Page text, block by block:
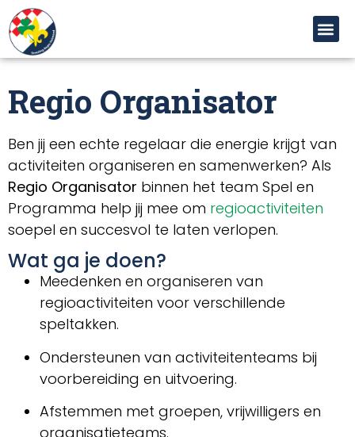
de
inhoud
Regio Organisator
Ben jij een echte regelaar die energie krijgt van
activiteiten organiseren en samenwerken? Als
Regio Organisator binnen het team Spel en
Programma help jij mee om regioactiviteiten
soepel en succesvol te laten verlopen.
Wat ga je doen?
Meedenken en organiseren van
regioactiviteiten voor verschillende
speltakken.
Ondersteunen van activiteitenteams bij
voorbereiding en uitvoering.
Afstemmen met groepen, vrijwilligers en
organisatieteams.